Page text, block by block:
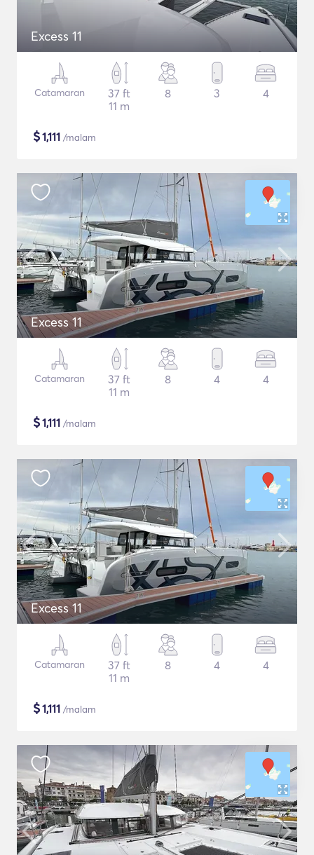
Excess 11
Catamaran
37 ft
11 m
8 3 4
$1,111 /malam
Excess 11
Catamaran
37 ft
11 m
8 4 4
$1,111 /malam
Excess 11
Catamaran
37 ft
11 m
8 4 4
$1,111 /malam